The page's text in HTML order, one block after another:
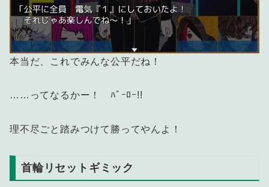
本当だ、これでみんな公平だね！
……ってなるかー！ ﾊﾞｰﾛｰ!!
理不尽ごと踏みつけて勝ってやんよ！
首輪リセットギミック